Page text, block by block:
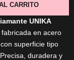
CARRITO
UNIKA
, fabricada en acero
superficie tipo
duradera y